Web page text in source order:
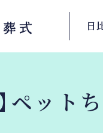
日
ペット